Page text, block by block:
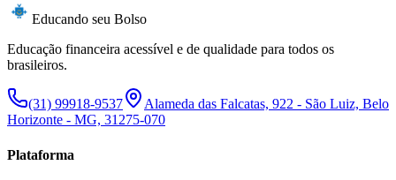
Educando seu Bolso
Educação financeira acessível e de qualidade para todos os
brasileiros.
(31) 99918-9537
Alameda das Falcatas, 922 - São Luiz, Belo
Horizonte - MG, 31275-070
Plataforma